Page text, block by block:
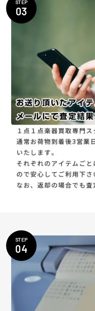
STEP
03
STEP
04